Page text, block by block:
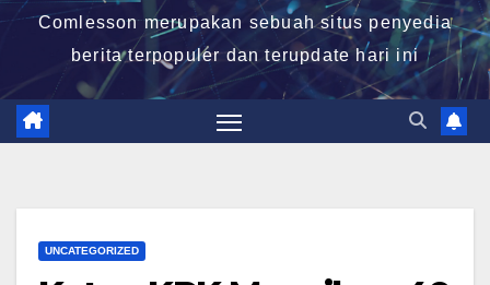
Comlesson merupakan sebuah situs penyedia
berita terpopuler dan terupdate hari ini
UNCATEGORIZED